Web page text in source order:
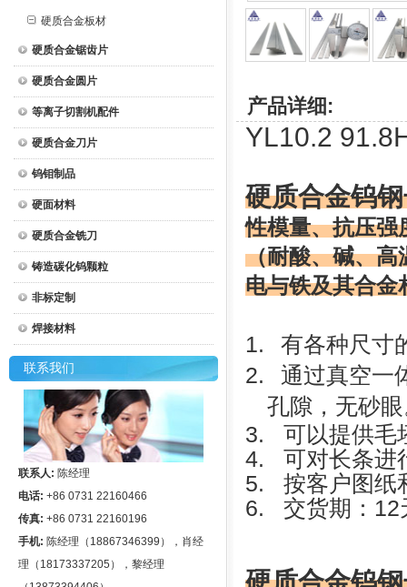
硬质合金板材
硬质合金锯齿片
硬质合金圆片
等离子切割机配件
硬质合金刀片
钨钼制品
硬面材料
硬质合金铣刀
铸造碳化钨颗粒
非标定制
焊接材料
联系我们
联系人: 陈经理
电话: +86 0731 22160466
传真: +86 0731 22160196
手机: 陈经理（18867346399），肖经
理（18173337205），黎经理
产品详细:
YL10.2
硬质合金钨
性模量、抗压强
（耐酸、碱、高
电与铁及其合金
1. 有各种尺寸
2. 通过真空一
孔隙，无砂眼
3. 可以提供毛
4. 可对长条进
5. 按客户图纸
6. 交货期：12